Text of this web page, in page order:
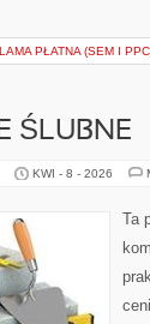
PŁATNA (SEM I
ŚLUBNE
KWI - 8 - 2026
Ta